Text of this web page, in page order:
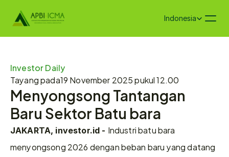
Select Language
Indonesia
Investor Daily
Tayang pada19 November 2025 pukul 12.00
Menyongsong Tantangan
Baru Sektor Batu bara
JAKARTA, investor.id - Industri batu bara
menyongsong 2026 dengan beban baru yang datang